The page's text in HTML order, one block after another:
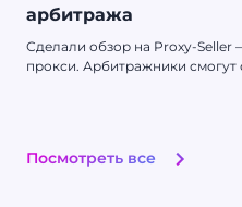
арбитража
Сделали обзор на Proxy-
прокси. Арбитражники
Посмотреть все